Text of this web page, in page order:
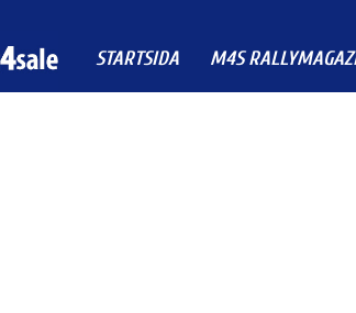
Motorsport4sale
STARTSIDA M4S